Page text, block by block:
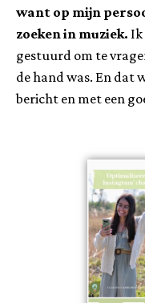
want op mijn
zoeken in muziek. Ik
gestuurd om te
de hand was. En dat
bericht en met een